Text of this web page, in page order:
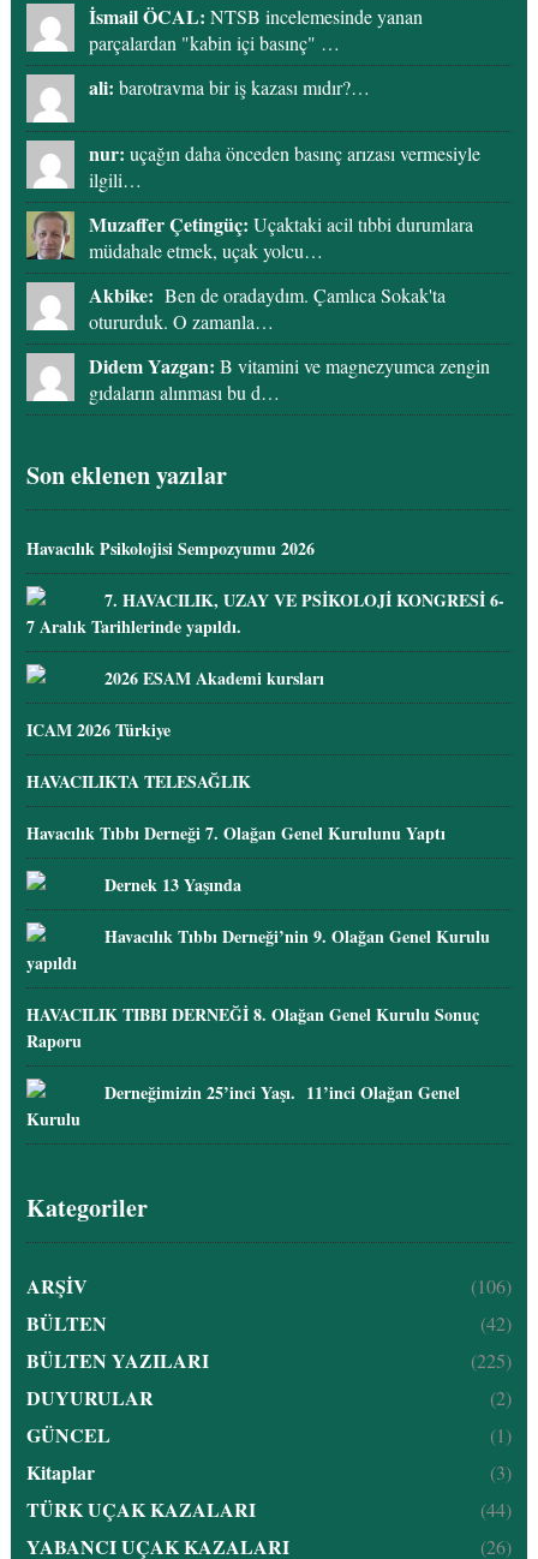
İsmail ÖCAL: NTSB incelemesinde yanan
parçalardan "kabin içi basınç" …
ali: barotravma bir iş kazası mıdır?…
nur: uçağın daha önceden basınç arızası vermesiyle
ilgili…
Muzaffer Çetingüç: Uçaktaki acil tıbbi durumlara
müdahale etmek, uçak yolcu…
Akbike: Ben de oradaydım. Çamlıca Sokak'ta
otururduk. O zamanla…
Didem Yazgan: B vitamini ve magnezyumca zengin
gıdaların alınması bu d…
Son eklenen yazılar
Havacılık Psikolojisi Sempozyumu 2026
7. HAVACILIK, UZAY VE PSİKOLOJİ KONGRESİ 6-
7 Aralık Tarihlerinde yapıldı.
2026 ESAM Akademi kursları
ICAM 2026 Türkiye
HAVACILIKTA TELESAĞLIK
Havacılık Tıbbı Derneği 7. Olağan Genel Kurulunu Yaptı
Dernek 13 Yaşında
Havacılık Tıbbı Derneği’nin 9. Olağan Genel Kurulu
yapıldı
HAVACILIK TIBBI DERNEĞİ 8. Olağan Genel Kurulu Sonuç
Raporu
Derneğimizin 25’inci Yaşı. 11’inci Olağan Genel
Kurulu
Kategoriler
ARŞİV (106)
BÜLTEN (42)
BÜLTEN YAZILARI (225)
DUYURULAR (2)
GÜNCEL (1)
Kitaplar (3)
TÜRK UÇAK KAZALARI (44)
YABANCI UÇAK KAZALARI (26)